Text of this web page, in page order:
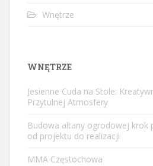
Wnętrze
WNĘTRZE
Jesienne Cuda na Stole:
Przytulnej Atmosfery
Budowa altany ogrodowej krok
od projektu do realizacji
MMA Częstochowa